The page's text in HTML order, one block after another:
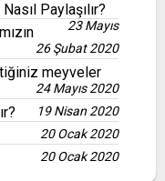
Paylaşılır?
23 Mayıs
26 Şubat 2020
meyveler
24 Mayıs 2020
19 Nisan 2020
20 Ocak 2020
20 Ocak 2020